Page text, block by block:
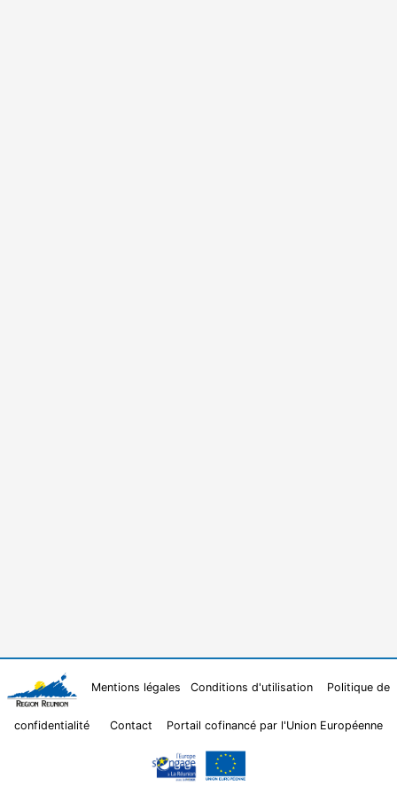
Mentions légales Conditions d'utilisation Politique de
confidentialité Contact Portail cofinancé par l'Union Européenne